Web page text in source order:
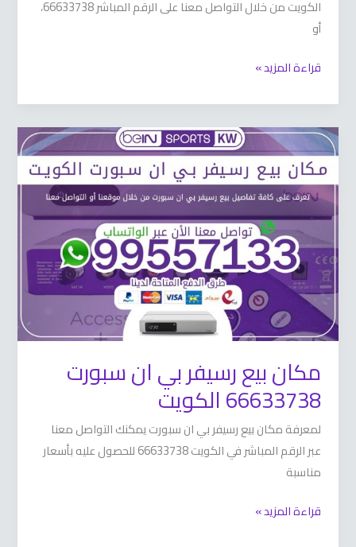
الكويت من خلال التواصل معنا على الرقم المباشر 66633738،
قراءة المزيد »
مكان بيع رسيفر بي ان سبورت
66633738 الكويت
لمعرفة مكان بيع رسيفر بي ان سبورت يمكنك التواصل معنا
عبر الرقم المباشر في الكويت 66633738 للحصول عليه بأسعار
مناسبة
مكان
بيع
رسيفر
بي
سبورت
66633738
الكويت
قراءة المزيد »